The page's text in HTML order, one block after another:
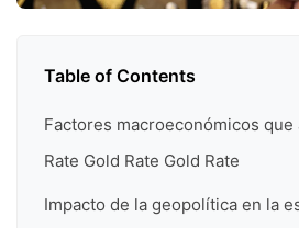
Table of Contents
Factores macroeconómicos que
Rate Gold Rate Gold Rate
Impacto de la geopolítica en la